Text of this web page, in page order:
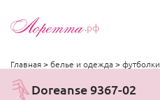
.рф
Главная> белье и одежда> футболки
Doreanse 9367-02